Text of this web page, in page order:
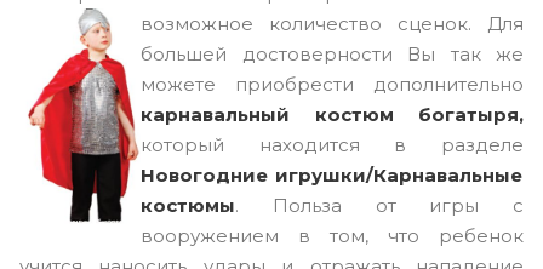
возможное количество сценок. Для
большей достоверности Вы так же
можете приобрести дополнительно
карнавальный костюм богатыря,
который находится в разделе
Новогодние игрушки/Карнавальные
костюмы. Польза от игры с
вооружением в том, что ребенок